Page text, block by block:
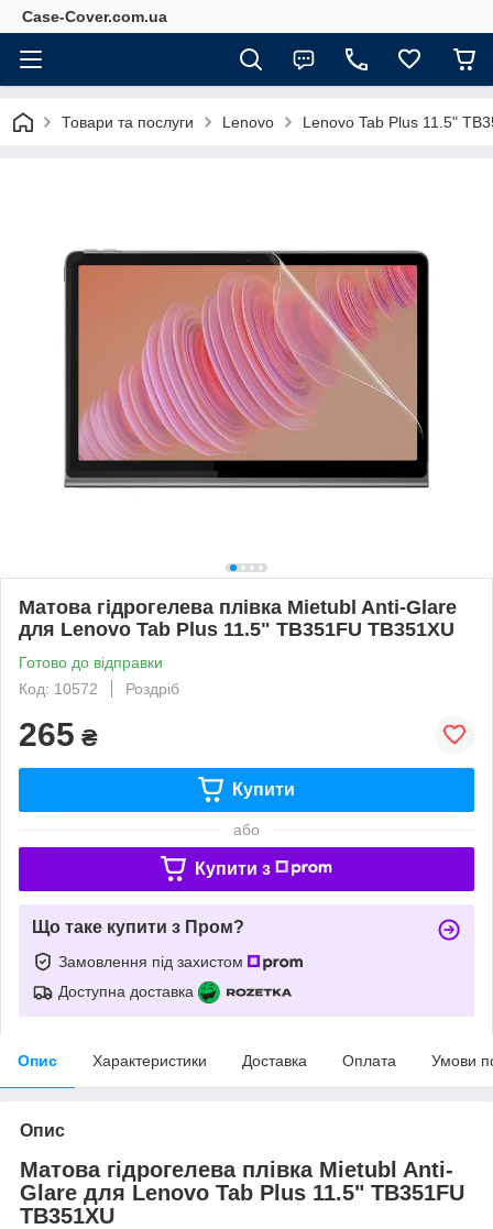
Case-Cover.com.ua
Товари та послуги Lenovo Lenovo Tab Plus 11.5"
Матова гідрогелева плівка Mietubl Anti-Glare
для Lenovo Tab Plus 11.5" TB351FU TB351XU
Готово до відправки
Код: 10572
Роздріб
265 ₴
Купити
або
Купити з
Що таке купити з Пром?
Замовлення під захистом
Доступна доставка
Опис Характеристики Доставка Оплата Умови
Опис
Матова гідрогелева плівка Mietubl Anti-
Glare для Lenovo Tab Plus 11.5" TB351FU
TB351XU